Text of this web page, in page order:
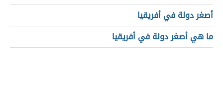
أصغر دولة في أفريقيا
ما هي أصغر دولة في أفريقيا